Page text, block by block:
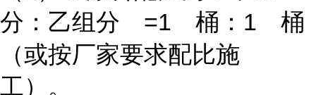
分：乙组分 =1 桶：1 桶
（或按厂家要求配比施
工）。